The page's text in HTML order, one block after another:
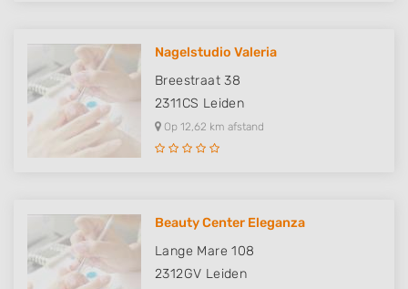
Nagelstudio Valeria
Breestraat 38
2311CS Leiden
Op 12,62 km afstand
Beauty Center Eleganza
Lange Mare 108
2312GV Leiden